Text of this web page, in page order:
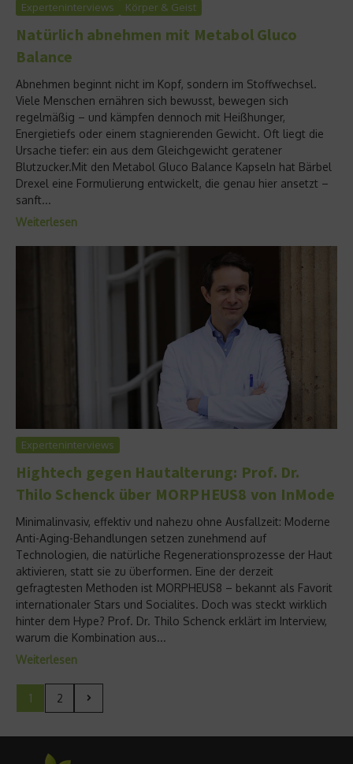
Experteninterviews Körper & Geist
Natürlich abnehmen mit Metabol Gluco
Balance
Abnehmen beginnt nicht im Kopf, sondern im Stoffwechsel.
Viele Menschen ernähren sich bewusst, bewegen sich
regelmäßig – und kämpfen dennoch mit Heißhunger,
Energietiefs oder einem stagnierenden Gewicht. Oft liegt die
Ursache tiefer: ein aus dem Gleichgewicht geratener
Blutzucker.Mit den Metabol Gluco Balance Kapseln hat Bärbel
Drexel eine Formulierung entwickelt, die genau hier ansetzt –
sanft...
Weiterlesen
Experteninterviews
Hightech gegen Hautalterung: Prof. Dr.
Thilo Schenck über MORPHEUS8 von InMode
Minimalinvasiv, effektiv und nahezu ohne Ausfallzeit: Moderne
Anti-Aging-Behandlungen setzen zunehmend auf
Technologien, die natürliche Regenerationsprozesse der Haut
aktivieren, statt sie zu überformen. Eine der derzeit
gefragtesten Methoden ist MORPHEUS8 – bekannt als Favorit
internationaler Stars und Socialites. Doch was steckt wirklich
hinter dem Hype? Prof. Dr. Thilo Schenck erklärt im Interview,
warum die Kombination aus...
Weiterlesen
1 2